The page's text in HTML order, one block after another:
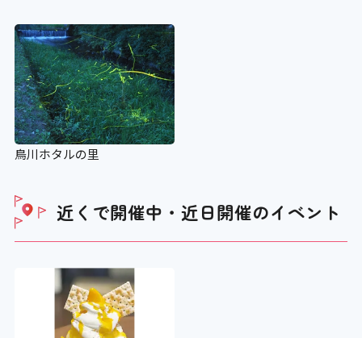
車いすの貸し出し
×
老眼鏡の貸し出し
×
鳥川ホタルの里
近くで開催中・近日開催のイベント